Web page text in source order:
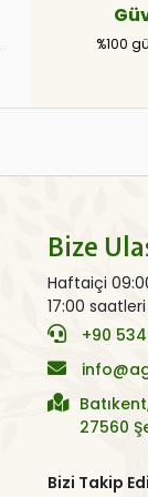
%100
Bize
Haftaiçi
17:00
+90
27560
Bizi Takip